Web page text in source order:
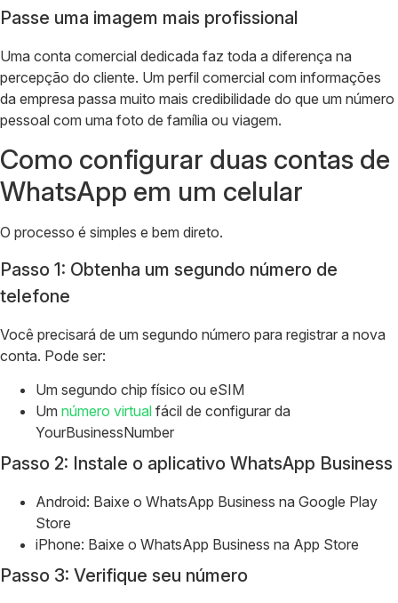
Passe uma imagem mais profissional
Uma conta comercial dedicada faz toda a diferença na
percepção do cliente. Um perfil comercial com informações
da empresa passa muito mais credibilidade do que um número
pessoal com uma foto de família ou viagem.
Como configurar duas contas de
WhatsApp em um celular
O processo é simples e bem direto.
Passo 1: Obtenha um segundo número de
telefone
Você precisará de um segundo número para registrar a nova
conta. Pode ser:
Um segundo chip físico ou eSIM
Um número virtual fácil de configurar da
YourBusinessNumber
Passo 2: Instale o aplicativo WhatsApp Business
Android: Baixe o WhatsApp Business na Google Play
Store
iPhone: Baixe o WhatsApp Business na App Store
Passo 3: Verifique seu número